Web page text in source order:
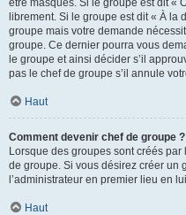
être masqués. Si le groupe est dit «
librement. Si le groupe est dit « À la
groupe mais votre demande
groupe. Ce dernier pourra vous
le groupe et ainsi décider s’il
pas le chef de groupe s’il annule
Haut
Comment devenir chef de groupe ?
Lorsque des groupes sont créés par
de groupe. Si vous désirez créer un
l’administrateur en premier lieu en
Haut